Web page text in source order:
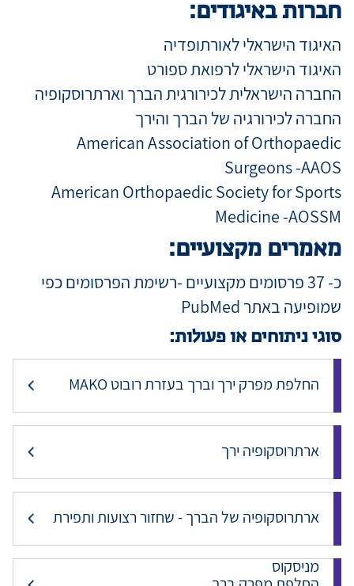
חברות באיגודים:
האיגוד הישראלי לאורתופדיה
האיגוד הישראלי לרפואת ספורט
החברה הישראלית לכירורגית הברך וארתרוסקופיה
החברה לכירורגיה של הברך והירך
American Association of Orthopaedic
Surgeons -AAOS
American Orthopaedic Society for Sports
Medicine -AOSSM
מאמרים מקצועיים:
כ- 37 פרסומים מקצועיים -רשימת הפרסומים כפי
שמופיעה באתרPubMed
סוגי ניתוחים או פעולות:
החלפת מפרק ירך וברך בעזרת רובוט MAKO
ארתרוסקופיה ירך
ארתרוסקופיה של הברך - שחזור רצועות ותפירת
מניסקוס